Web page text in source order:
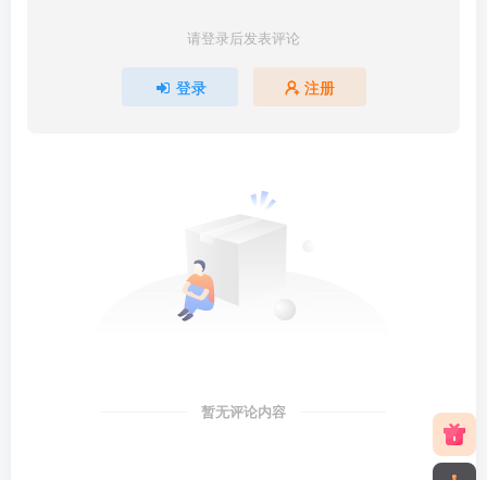
请登录后发表评论
登录 注册
暂无评论内容